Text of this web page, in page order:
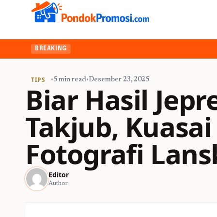
BREAKING
TIPS •5 min read•Desember 23, 2025
Biar Hasil
Takjub,
Fotografi
Editor
Author